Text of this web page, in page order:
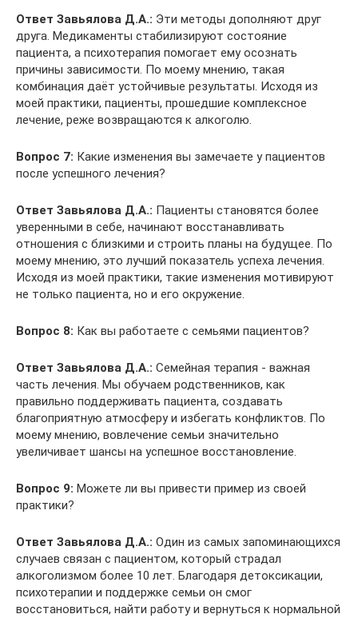
Ответ Завьялова Д.А.: Эти методы дополняют друг
друга. Медикаменты стабилизируют состояние
пациента, а психотерапия помогает ему осознать
причины зависимости. По моему мнению, такая
комбинация даёт устойчивые результаты. Исходя из
моей практики, пациенты, прошедшие комплексное
лечение, реже возвращаются к алкоголю.
Вопрос 7: Какие изменения вы замечаете у пациентов
после успешного лечения?
Ответ Завьялова Д.А.: Пациенты становятся более
уверенными в себе, начинают восстанавливать
отношения с близкими и строить планы на будущее. По
моему мнению, это лучший показатель успеха лечения.
Исходя из моей практики, такие изменения мотивируют
не только пациента, но и его окружение.
Вопрос 8: Как вы работаете с семьями пациентов?
Ответ Завьялова Д.А.: Семейная терапия - важная
часть лечения. Мы обучаем родственников, как
правильно поддерживать пациента, создавать
благоприятную атмосферу и избегать конфликтов. По
моему мнению, вовлечение семьи значительно
увеличивает шансы на успешное восстановление.
Вопрос 9: Можете ли вы привести пример из своей
практики?
Ответ Завьялова Д.А.: Один из самых запоминающихся
случаев связан с пациентом, который страдал
алкоголизмом более 10 лет. Благодаря детоксикации,
психотерапии и поддержке семьи он смог
восстановиться, найти работу и вернуться к нормальной